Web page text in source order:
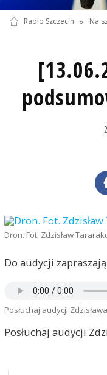
Radio Szczecin » Na
Dron. Fot. Zdzisław
Do audycji
Posłuchaj audycji
Posłuchaj audycji